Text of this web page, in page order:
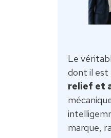
Le
dont il est
relief et
marque,